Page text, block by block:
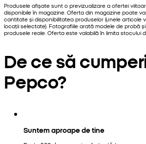
Produsele afișate sunt o previzualizare a ofertei
disponibile în magazine. Oferta din magazine poate
cantitate și disponibilitatea produselor (unele articole
locații selectate). Fotografiile arată modele de probă
produsele reale. Oferta este valabilă în limita stocului
De ce să
Pepco?
Suntem aproape de tine